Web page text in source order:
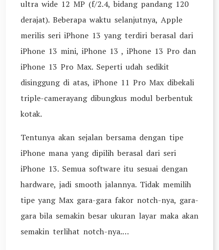
ultra wide 12 MP (f/2.4, bidang pandang 120
derajat). Beberapa waktu selanjutnya, Apple
merilis seri iPhone 13 yang terdiri berasal dari
iPhone 13 mini, iPhone 13 , iPhone 13 Pro dan
iPhone 13 Pro Max. Seperti udah sedikit
disinggung di atas, iPhone 11 Pro Max dibekali
triple-camerayang dibungkus modul berbentuk
kotak.
Tentunya akan sejalan bersama dengan tipe
iPhone mana yang dipilih berasal dari seri
iPhone 13. Semua software itu sesuai dengan
hardware, jadi smooth jalannya. Tidak memilih
tipe yang Max gara-gara fakor notch-nya, gara-
gara bila semakin besar ukuran layar maka akan
semakin terlihat notch-nya.…